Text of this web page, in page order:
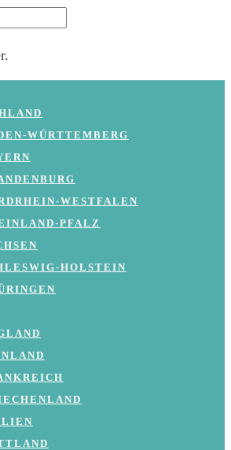
WÜRTTEMBERG
WESTFALEN
PFALZ
HOLSTEIN